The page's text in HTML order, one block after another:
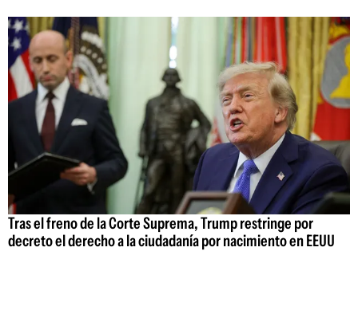
Tras el freno de la Corte Suprema, Trump restringe por
decreto el derecho a la ciudadanía por nacimiento en EEUU